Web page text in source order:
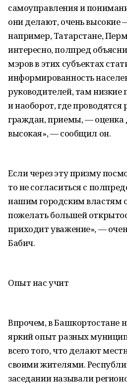
самоуправления и
они делают, очень высокие
например, Татарстане,
интересно, полпред
мэров в этих субъектах
информированность
руководителей, там низкие
и наоборот, где
граждан, приемы, — оценка
высокая», — сообщил он.
Если через эту призму
то не согласиться с
нашим городским властям
пожелать большей
приходит уважение», —
Бабич.
Опыт нас учит
Впрочем, в Башкортостане
яркий опыт разных
всего того, что делают
своими жителями.
заседании называли